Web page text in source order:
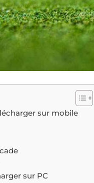
sur mobile
sur PC